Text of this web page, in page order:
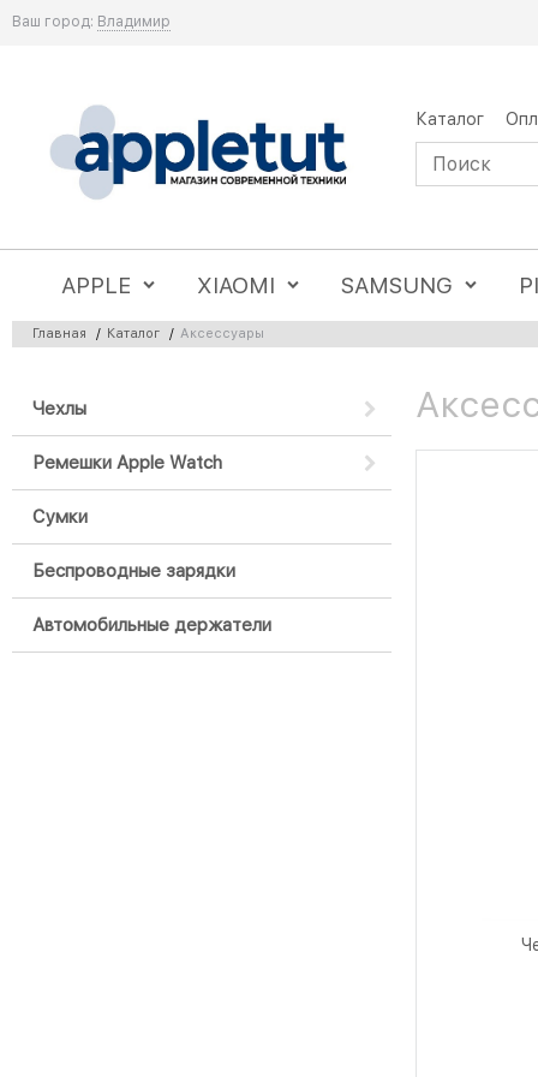
Ваш город: Владимир
Каталог
APPLE XIAOMI SAMSUNG
Главная / Каталог / Аксессуары
Чехлы
Ремешки Apple Watch
Сумки
Беспроводные зарядки
Автомобильные держатели